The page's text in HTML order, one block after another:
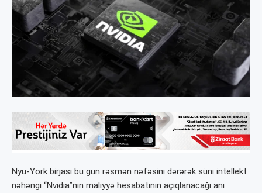
Nyu-York birjası bu gün rəsmən nəfəsini dərərək süni intellekt
nəhəngi “Nvidia”nın maliyyə hesabatının açıqlanacağı anı